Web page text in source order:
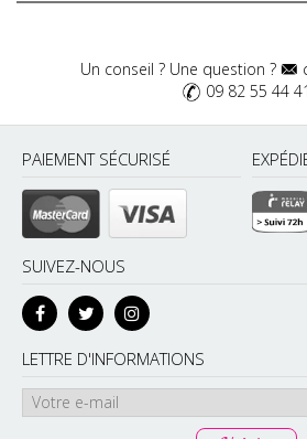
Un conseil ? Une question ?
09 82 55 44 41
PAIEMENT SÉCURISÉ
SUIVEZ-NOUS
LETTRE D'INFORMATIONS